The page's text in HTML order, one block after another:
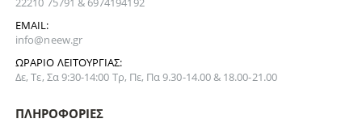
EMAIL:
info@neew.gr
ΩΡΆΡΙΟ ΛΕΙΤΟΥΡΓΊΑΣ:
Δε, Τε, Σα 9:30-14:00 Τρ, Πε, Πα 9.30-14.00 & 18.00-21.00
ΠΛΗΡΟΦΟΡΊΕΣ